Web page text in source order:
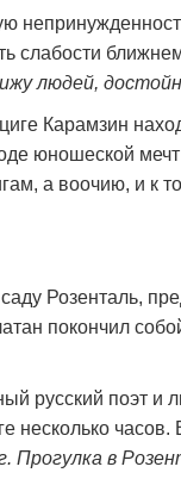
слабости
людей,
Карамзин
юношеской
а воочию, и к
Розенталь,
покончил
русский поэт
часов.
Прогулка в